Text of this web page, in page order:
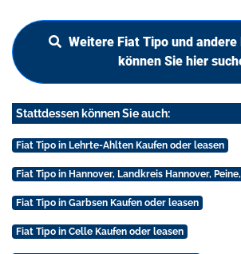
Weitere Fiat Tipo und andere
können Sie hier
Stattdessen können Sie auch:
Fiat Tipo in Lehrte-Ahlten Kaufen oder leasen
Fiat Tipo in Hannover, Landkreis Hannover,
Fiat Tipo in Garbsen Kaufen oder leasen
Fiat Tipo in Celle Kaufen oder leasen